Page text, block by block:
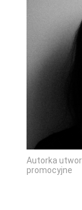
Autorka
promocyjne